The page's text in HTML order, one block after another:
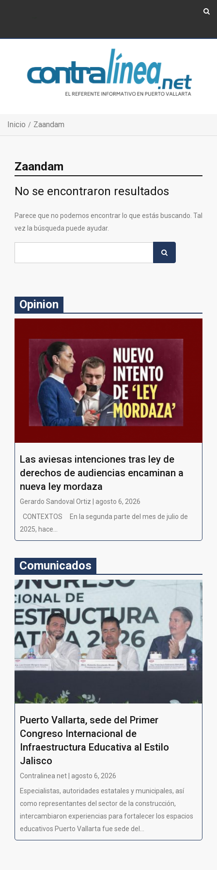
Inicio Zaandam
Zaandam
No se encontraron resultados
Parece que no podemos encontrar lo que estás buscando. Tal
vez la búsqueda puede ayudar.
Opinion
Las aviesas intenciones tras ley de
derechos de audiencias encaminan a
nueva ley mordaza
Gerardo Sandoval Ortiz | agosto 6, 2026
CONTEXTOS En la segunda parte del mes de julio de
2025, hace...
Comunicados
Puerto Vallarta, sede del Primer
Congreso Internacional de
Infraestructura Educativa al Estilo
Jalisco
Contralinea net | agosto 6, 2026
Especialistas, autoridades estatales y municipales, así
como representantes del sector de la construcción,
intercambiaron experiencias para fortalecer los espacios
educativos Puerto Vallarta fue sede del...